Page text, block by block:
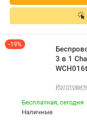
-19%
3 в 1
Бесплатная, сегодня
наличные